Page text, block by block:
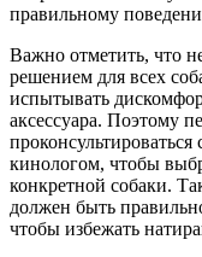
правильному
Важно отметить, что
решением для всех
испытывать
аксессуара. Поэтому
кинологом, чтобы
конкретной собаки.
должен быть
чтобы избежать